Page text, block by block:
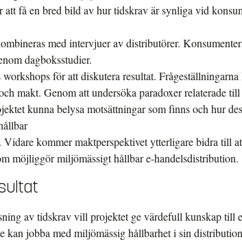
att få en bred bild av hur tidskrav är synliga vid
med intervjuer av distributörer.
dagboksstudier.
för att diskutera resultat.
makt. Genom att undersöka paradoxer relaterade
kunna belysa motsättningar som finns och hur
Vidare kommer maktperspektivet ytterligare bidra till
möjliggör miljömässigt hållbar e-handelsdistribution.
av tidskrav vill projektet ge värdefull kunskap till
kan jobba med miljömässig hållbarhet i sin